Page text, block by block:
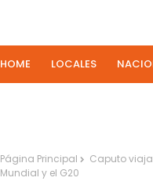
HOME LOCALES
Página Principal
Caputo
Mundial y el G20